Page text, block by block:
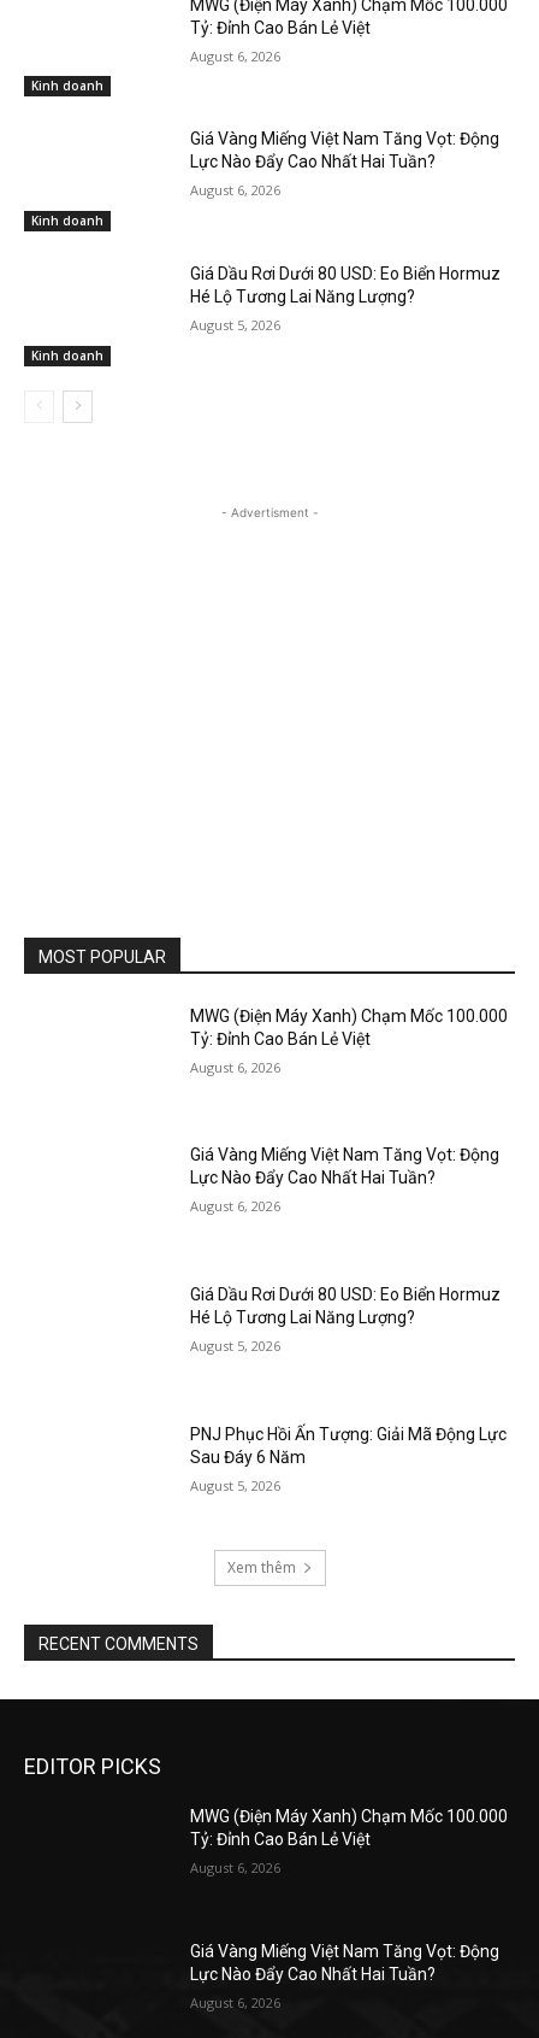
Kinh doanh
MWG (Điện Máy Xanh) Chạm Mốc 100.000
Tỷ: Đỉnh Cao Bán Lẻ Việt
August 6, 2026
Kinh doanh
Giá Vàng Miếng Việt Nam Tăng Vọt: Động
Lực Nào Đẩy Cao Nhất Hai Tuần?
August 6, 2026
Kinh doanh
Giá Dầu Rơi Dưới 80 USD: Eo Biển Hormuz
Hé Lộ Tương Lai Năng Lượng?
August 5, 2026
- Advertisment -
MOST POPULAR
MWG (Điện Máy Xanh) Chạm Mốc 100.000
Tỷ: Đỉnh Cao Bán Lẻ Việt
August 6, 2026
Giá Vàng Miếng Việt Nam Tăng Vọt: Động
Lực Nào Đẩy Cao Nhất Hai Tuần?
August 6, 2026
Giá Dầu Rơi Dưới 80 USD: Eo Biển Hormuz
Hé Lộ Tương Lai Năng Lượng?
August 5, 2026
PNJ Phục Hồi Ấn Tượng: Giải Mã Động Lực
Sau Đáy 6 Năm
August 5, 2026
Xem thêm
RECENT COMMENTS
EDITOR PICKS
MWG (Điện Máy Xanh) Chạm Mốc 100.000
Tỷ: Đỉnh Cao Bán Lẻ Việt
August 6, 2026
Giá Vàng Miếng Việt Nam Tăng Vọt: Động
Lực Nào Đẩy Cao Nhất Hai Tuần?
August 6, 2026